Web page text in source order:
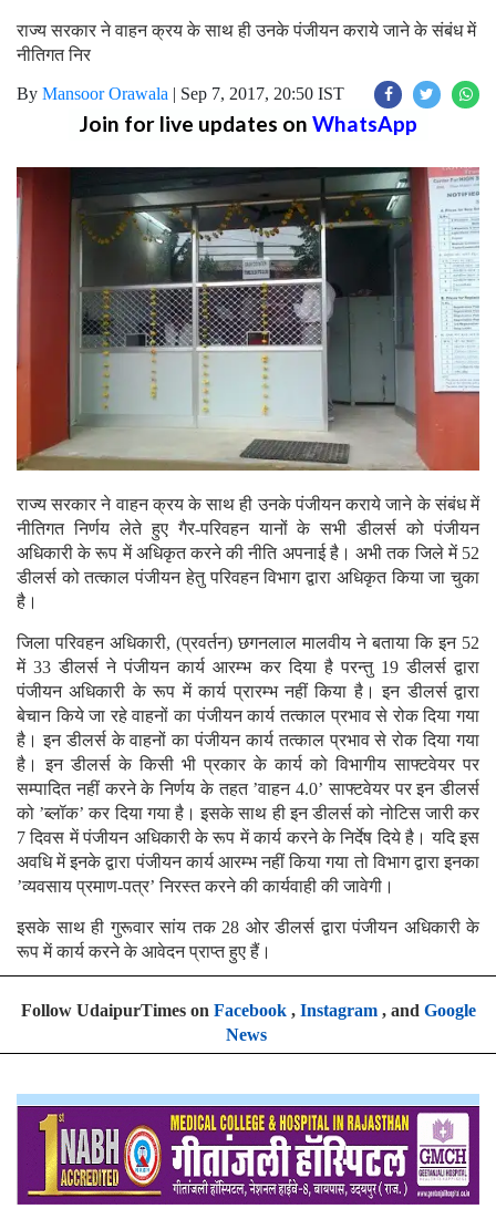
राज्य सरकार ने वाहन क्रय के साथ ही उनके पंजीयन कराये जाने के संबंध में
नीतिगत निर
By Mansoor Orawala | Sep 7, 2017, 20:50 IST
Join for live updates on WhatsApp
राज्य सरकार ने वाहन क्रय के साथ ही उनके पंजीयन कराये जाने के संबंध में
नीतिगत निर्णय लेते हुए गैर-परिवहन यानों के सभी डीलर्स को पंजीयन
अधिकारी के रूप में अधिकृत करने की नीति अपनाई है। अभी तक जिले में 52
डीलर्स को तत्काल पंजीयन हेतु परिवहन विभाग द्वारा अधिकृत किया जा चुका
है।
जिला परिवहन अधिकारी, (प्रवर्तन) छगनलाल मालवीय ने बताया कि इन 52
में 33 डीलर्स ने पंजीयन कार्य आरम्भ कर दिया है परन्तु 19 डीलर्स द्वारा
पंजीयन अधिकारी के रूप में कार्य प्रारम्भ नहीं किया है। इन डीलर्स द्वारा
बेचान किये जा रहे वाहनों का पंजीयन कार्य तत्काल प्रभाव से रोक दिया गया
है। इन डीलर्स के वाहनों का पंजीयन कार्य तत्काल प्रभाव से रोक दिया गया
है। इन डीलर्स के किसी भी प्रकार के कार्य को विभागीय साफ्टवेयर पर
सम्पादित नहीं करने के निर्णय के तहत ’वाहन 4.0’ साफ्टवेयर पर इन डीलर्स
को ’ब्लॉक’ कर दिया गया है। इसके साथ ही इन डीलर्स को नोटिस जारी कर
7 दिवस में पंजीयन अधिकारी के रूप में कार्य करने के निर्देष दिये है। यदि इस
अवधि में इनके द्वारा पंजीयन कार्य आरम्भ नहीं किया गया तो विभाग द्वारा इनका
’व्यवसाय प्रमाण-पत्र’ निरस्त करने की कार्यवाही की जावेगी।
इसके साथ ही गुरूवार सांय तक 28 ओर डीलर्स द्वारा पंजीयन अधिकारी के
रूप में कार्य करने के आवेदन प्राप्त हुए हैं।
Follow UdaipurTimes on Facebook, Instagram, and Google
News